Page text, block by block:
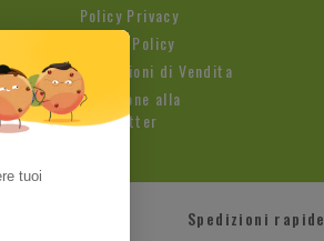
Policy Privacy
Cookie Policy
Condizioni di Vendita
Iscrizione alla
Newsletter
Spedizioni rapide